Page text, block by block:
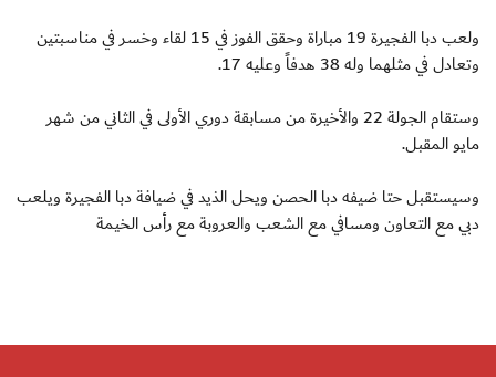
ولعب دبا الفجيرة 19 مباراة وحقق الفوز في 15 لقاء وخسر في مناسبتين
وتعادل في مثلهما وله 38 هدفاً وعليه 17.
وستقام الجولة 22 والأخيرة من مسابقة دوري الأولى في الثاني من شهر
مايو المقبل.
وسيستقبل حتا ضيفه دبا الحصن ويحل الذيد في ضيافة دبا الفجيرة ويلعب
دبي مع التعاون ومسافي مع الشعب والعروبة مع رأس الخيمة